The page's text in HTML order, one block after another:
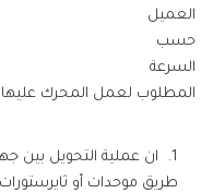
العميل
حسب
السرعة
المطلوب لعمل المحرك عليها
ان عملية التحويل بين
طريق موحدات أو ثايرستورات